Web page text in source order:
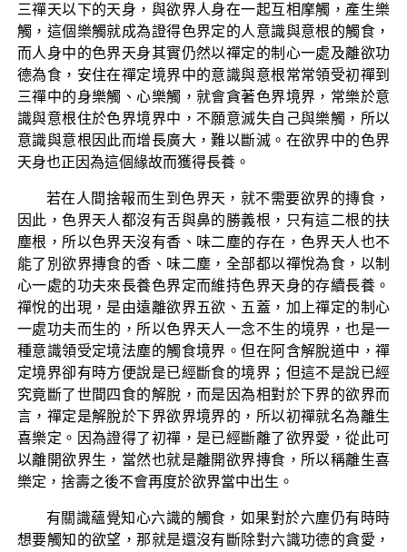
三禪天以下的天身，與欲界人身在一起互相摩觸，產生樂
觸，這個樂觸就成為證得色界定的人意識與意根的觸食，
而人身中的色界天身其實仍然以禪定的制心一處及離欲功
德為食，安住在禪定境界中的意識與意根常常領受初禪到
三禪中的身樂觸、心樂觸，就會貪著色界境界，常樂於意
識與意根住於色界境界中，不願意滅失自己與樂觸，所以
意識與意根因此而增長廣大，難以斷滅。在欲界中的色界
天身也正因為這個緣故而獲得長養。
若在人間捨報而生到色界天，就不需要欲界的摶食，
因此，色界天人都沒有舌與鼻的勝義根，只有這二根的扶
塵根，所以色界天沒有香、味二塵的存在，色界天人也不
能了別欲界摶食的香、味二塵，全部都以禪悅為食，以制
心一處的功夫來長養色界定而維持色界天身的存續長養。
禪悅的出現，是由遠離欲界五欲、五蓋，加上禪定的制心
一處功夫而生的，所以色界天人一念不生的境界，也是一
種意識領受定境法塵的觸食境界。但在阿含解脫道中，禪
定境界卻有時方便說是已經斷食的境界；但這不是說已經
究竟斷了世間四食的解脫，而是因為相對於下界的欲界而
言，禪定是解脫於下界欲界境界的，所以初禪就名為離生
喜樂定。因為證得了初禪，是已經斷離了欲界愛，從此可
以離開欲界生，當然也就是離開欲界摶食，所以稱離生喜
樂定，捨壽之後不會再度於欲界當中出生。
有關識蘊覺知心六識的觸食，如果對於六塵仍有時時
想要觸知的欲望，那就是還沒有斷除對六識功德的貪愛，